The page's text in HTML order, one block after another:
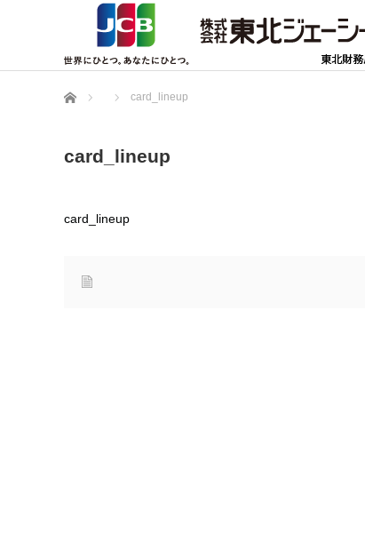
ホーム card_lineup
card_lineup
card_lineup